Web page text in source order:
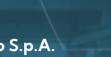
S.p.A.